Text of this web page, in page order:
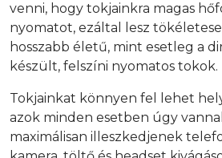
venni, hogy tokjainkra magas
nyomatot, ezáltal lesz
hosszabb életű, mint esetleg a
készült, felszíni nyomatos tokok.
Tokjainkat könnyen fel lehet
azok minden esetben úgy
maximálisan illeszkedjenek